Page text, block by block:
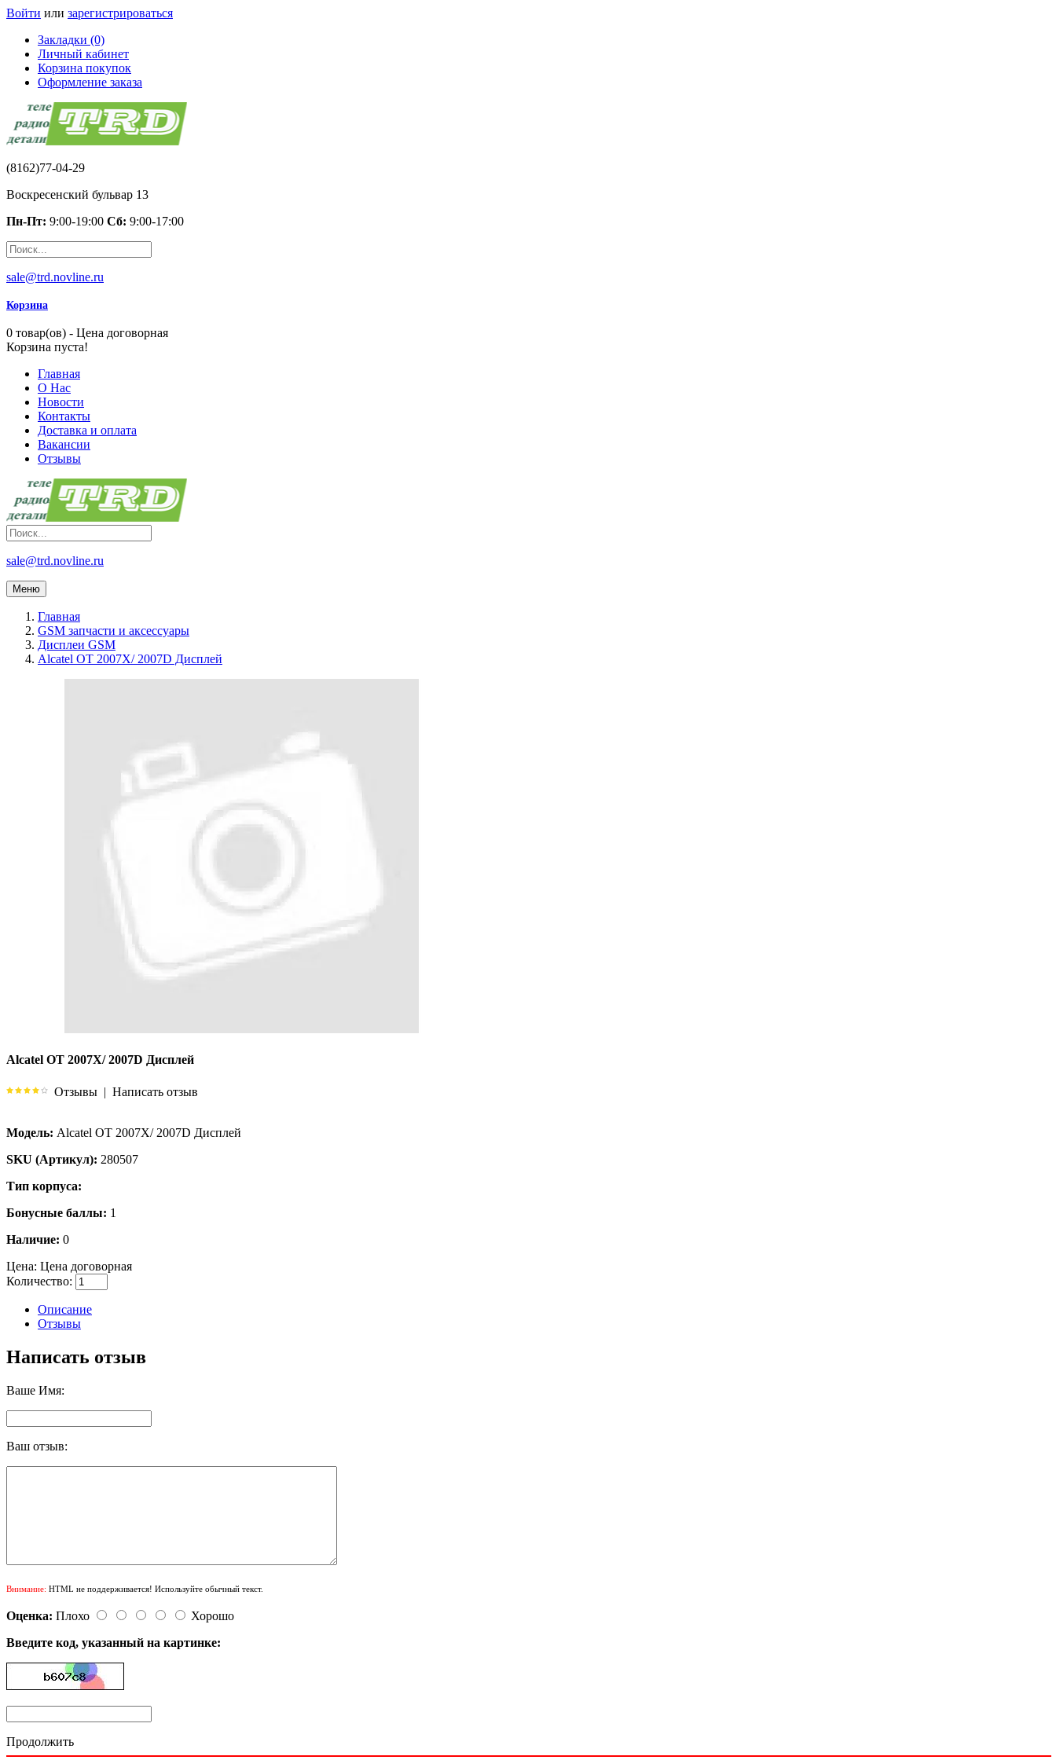
Войти или зарегистрироваться
Закладки (0)
Личный кабинет
Корзина покупок
Оформление заказа
(8162)77-04-29
Воскресенский бульвар 13
Пн-Пт: 9:00-19:00 Сб: 9:00-17:00
sale@trd.novline.ru
Корзина
0 товар(ов) - Цена договорная
Корзина пуста!
Главная
О Нас
Новости
Контакты
Доставка и оплата
Вакансии
Отзывы
sale@trd.novline.ru
Меню
Главная
GSM запчасти и аксессуары
Дисплеи GSM
Alcatel OT 2007X/ 2007D Дисплей
Alcatel OT 2007X/ 2007D Дисплей
Отзывы | Написать отзыв
Модель: Alcatel OT 2007X/ 2007D Дисплей
SKU (Артикул): 280507
Тип корпуса:
Бонусные баллы: 1
Наличие: 0
Цена: Цена договорная
Количество:
Описание
Отзывы
Написать отзыв
Ваше Имя:
Ваш отзыв:
Внимание: HTML не поддерживается! Используйте обычный текст.
Оценка: Плохо
Хорошо
Введите код, указанный на картинке:
Продолжить